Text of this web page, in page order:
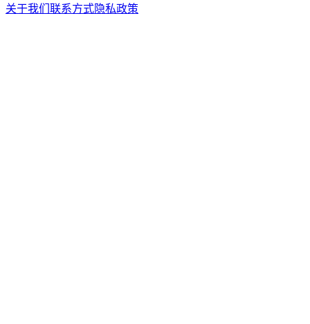
关于我们联系方式隐私政策